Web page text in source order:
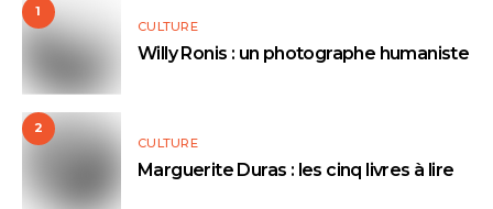
1
CULTURE
Willy Ronis : un photographe humaniste
2
CULTURE
Marguerite Duras : les cinq livres à lire